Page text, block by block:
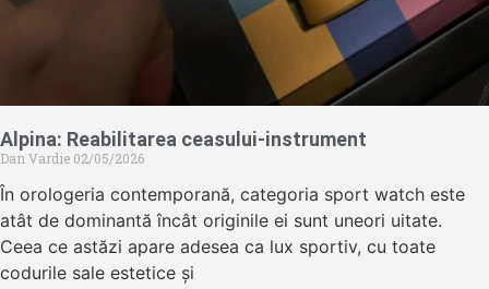
Alpina: Reabilitarea ceasului-instrument
Dan Vardie 02/05/2026
În orologeria contemporană, categoria sport watch este
atât de dominantă încât originile ei sunt uneori uitate.
Ceea ce astăzi apare adesea ca lux sportiv, cu toate
codurile sale estetice și